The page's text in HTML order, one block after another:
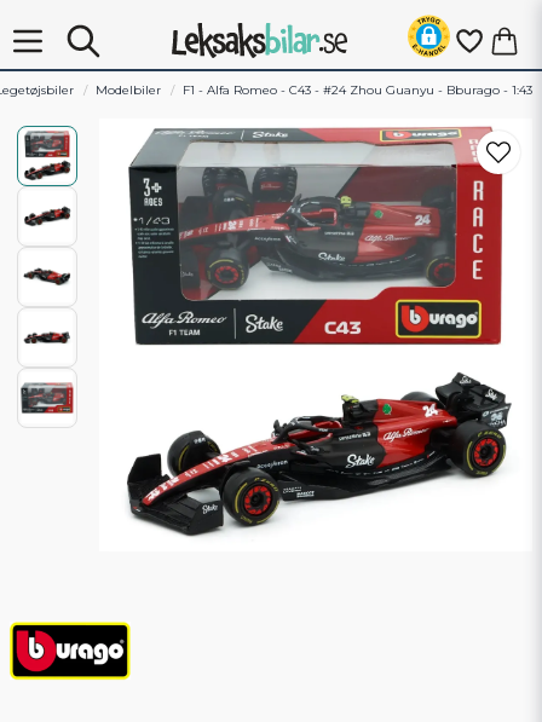
Modelbiler F1 - Alfa Romeo - C43 - #24 Zhou Guanyu - Bburago - 1:43